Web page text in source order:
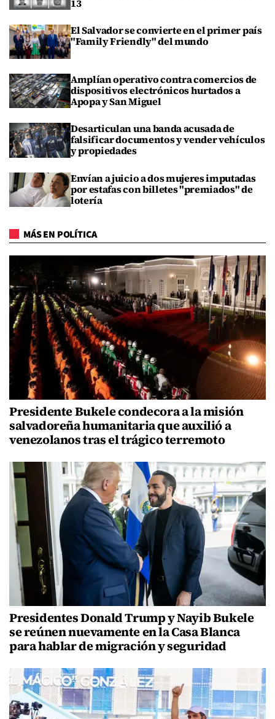
13
El Salvador se convierte en el primer país
"Family Friendly" del mundo
Amplían operativo contra comercios de
dispositivos electrónicos hurtados a
Apopa y San Miguel
Desarticulan una banda acusada de
falsificar documentos y vender vehículos
y propiedades
Envían a juicio a dos mujeres imputadas
por estafas con billetes "premiados" de
lotería
MÁS EN POLÍTICA
Presidente Bukele condecora a la misión
salvadoreña humanitaria que auxilió a
venezolanos tras el trágico terremoto
Presidentes Donald Trump y Nayib Bukele
se reúnen nuevamente en la Casa Blanca
para hablar de migración y seguridad